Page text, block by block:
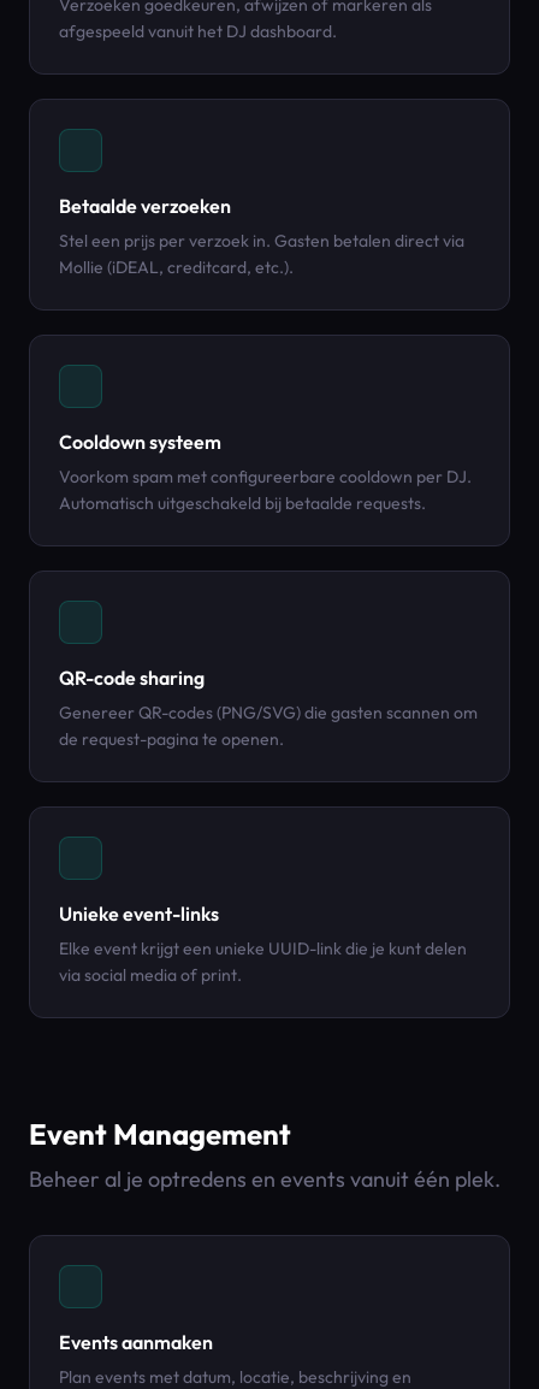
Verzoeken goedkeuren, afwijzen of markeren als
afgespeeld vanuit het DJ dashboard.
Betaalde verzoeken
Stel een prijs per verzoek in. Gasten betalen direct via
Mollie (iDEAL, creditcard, etc.).
Cooldown systeem
Voorkom spam met configureerbare cooldown per DJ.
Automatisch uitgeschakeld bij betaalde requests.
QR-code sharing
Genereer QR-codes (PNG/SVG) die gasten scannen om
de request-pagina te openen.
Unieke event-links
Elke event krijgt een unieke UUID-link die je kunt delen
via social media of print.
Event Management
Beheer al je optredens en events vanuit één plek.
Events aanmaken
Plan events met datum, locatie, beschrijving en